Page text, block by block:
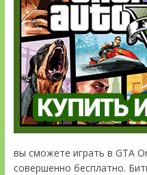
вы сможете играть в GTA
совершенно бесплатно.